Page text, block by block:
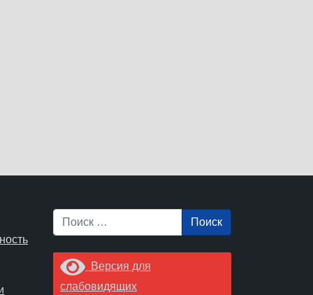
Поиск
Версия для
слабовидящих